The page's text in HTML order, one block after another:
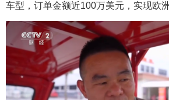
车型，订单金额近100万美元，实现欧洲